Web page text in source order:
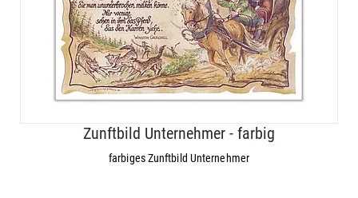
Zunftbild Unternehmer - farbig
farbiges Zunftbild Unternehmer